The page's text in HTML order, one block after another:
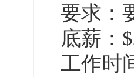
要求：
底薪：
工作时